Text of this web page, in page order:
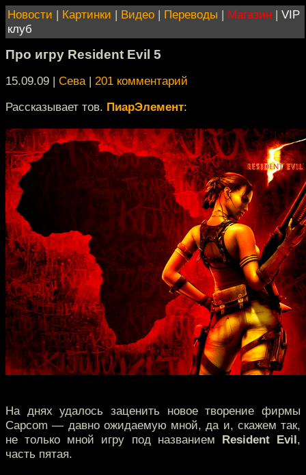
Новости | Картинки | Видео | Переводы | Магазин | VIP
клуб
Про игру Resident Evil 5
15.09.09 | Сева| 201 комментарий
Рассказывает тов. ПиарЭлемент:
На днях удалось заценить новое творение фирмы
Capcom — давно ожидаемую мной, да и, скажем так,
не только мной игру под названием Resident Evil,
часть пятая.